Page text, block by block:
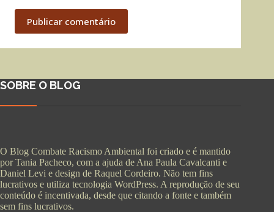
Publicar comentário
SOBRE O BLOG
O Blog Combate Racismo Ambiental foi criado e é mantido
por Tania Pacheco, com a ajuda de Ana Paula Cavalcanti e
Daniel Levi e design de Raquel Cordeiro. Não tem fins
lucrativos e utiliza tecnologia WordPress. A reprodução de seu
conteúdo é incentivada, desde que citando a fonte e também
sem fins lucrativos.